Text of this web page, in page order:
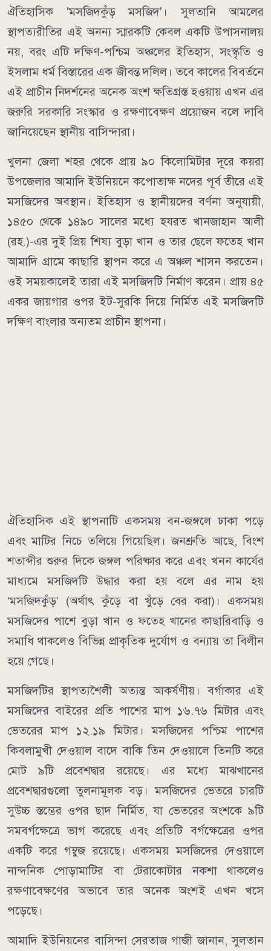
ঐতিহাসিক 'মসজিদকুঁড় মসজিদ'। সুলতানি আমলের
স্থাপত্যরীতির এই অনন্য স্মারকটি কেবল একটি উপাসনালয়
নয়, বরং এটি দক্ষিণ-পশ্চিম অঞ্চলের ইতিহাস, সংস্কৃতি ও
ইসলাম ধর্ম বিস্তারের এক জীবন্ত দলিল। তবে কালের বিবর্তনে
এই প্রাচীন নিদর্শনের অনেক অংশ ক্ষতিগ্রস্ত হওয়ায় এখন এর
জরুরি সরকারি সংস্কার ও রক্ষণাবেক্ষণ প্রয়োজন বলে দাবি
জানিয়েছেন স্থানীয় বাসিন্দারা।
খুলনা জেলা শহর থেকে প্রায় ৯০ কিলোমিটার দূরে কয়রা
উপজেলার আমাদি ইউনিয়নে কপোতাক্ষ নদের পূর্ব তীরে এই
মসজিদের অবস্থান। ইতিহাস ও স্থানীয়দের বর্ণনা অনুযায়ী,
১৪৫০ থেকে ১৪৯০ সালের মধ্যে হযরত খানজাহান আলী
(রহ.)-এর দুই প্রিয় শিষ্য বুড়া খান ও তার ছেলে ফতেহ খান
আমাদি গ্রামে কাছারি স্থাপন করে এ অঞ্চল শাসন করতেন।
ওই সময়কালেই তারা এই মসজিদটি নির্মাণ করেন। প্রায় ৪৫
একর জায়গার ওপর ইট-সুরকি দিয়ে নির্মিত এই মসজিদটি
দক্ষিণ বাংলার অন্যতম প্রাচীন স্থাপনা।
ঐতিহাসিক এই স্থাপনাটি একসময় বন-জঙ্গলে ঢাকা পড়ে
এবং মাটির নিচে তলিয়ে গিয়েছিল। জনশ্রুতি আছে, বিংশ
শতাব্দীর শুরুর দিকে জঙ্গল পরিষ্কার করে এবং খনন কার্যের
মাধ্যমে মসজিদটি উদ্ধার করা হয় বলে এর নাম হয়
‘মসজিদকুঁড়’ (অর্থাৎ কুঁড়ে বা খুঁড়ে বের করা)। একসময়
মসজিদের পাশে বুড়া খান ও ফতেহ খানের কাছারিবাড়ি ও
সমাধি থাকলেও বিভিন্ন প্রাকৃতিক দুর্যোগ ও বন্যায় তা বিলীন
হয়ে গেছে।
মসজিদটির স্থাপত্যশৈলী অত্যন্ত আকর্ষণীয়। বর্গাকার এই
মসজিদের বাইরের প্রতি পাশের মাপ ১৬.৭৬ মিটার এবং
ভেতরের মাপ ১২.১৯ মিটার। মসজিদের পশ্চিম পাশের
কিবলামুখী দেওয়াল বাদে বাকি তিন দেওয়ালে তিনটি করে
মোট ৯টি প্রবেশদ্বার রয়েছে। এর মধ্যে মাঝখানের
প্রবেশদ্বারগুলো তুলনামূলক বড়। মসজিদের ভেতরে চারটি
সুউচ্চ স্তম্ভের ওপর ছাদ নির্মিত, যা ভেতরের অংশকে ৯টি
সমবর্গক্ষেত্রে ভাগ করেছে এবং প্রতিটি বর্গক্ষেত্রের ওপর
একটি করে গম্বুজ রয়েছে। একসময় মসজিদের দেওয়ালে
নান্দনিক পোড়ামাটির বা টেরাকোটার নকশা থাকলেও
রক্ষণাবেক্ষণের অভাবে তার অনেক অংশই এখন খসে
পড়েছে।
আমাদি ইউনিয়নের বাসিন্দা সেরতাজ গাজী জানান, সুলতান